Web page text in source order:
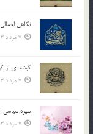
نگاهی
7 مرداد 03
گوشه ای از
7 مرداد 03
سیره
7 مرداد 03